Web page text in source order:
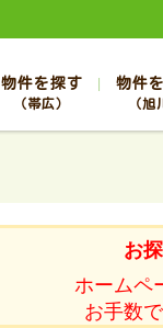
物件を探す
（帯広）
物件
（旭
お
ホームペ
お手数